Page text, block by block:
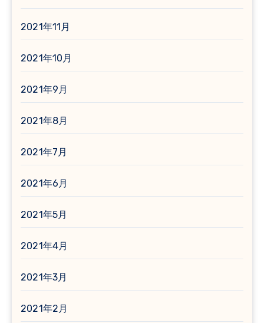
2021年11月
2021年10月
2021年9月
2021年8月
2021年7月
2021年6月
2021年5月
2021年4月
2021年3月
2021年2月